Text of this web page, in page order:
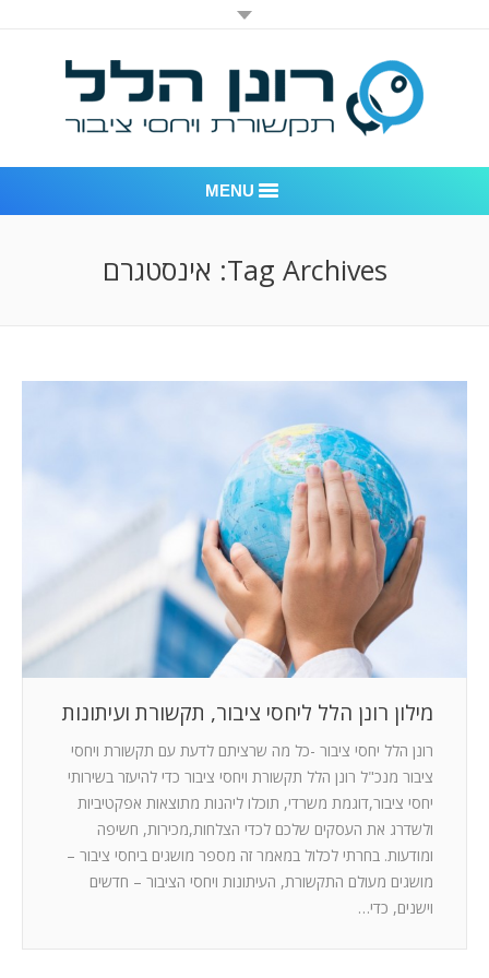
MENU
חדר חדשות
המלצות
ניהול מוניטין
צור קשר
Tag Archives: אינסטגרם
מילון רונן הלל ליחסי ציבור, תקשורת ועיתונות
רונן הלל יחסי ציבור -כל מה שרציתם לדעת עם תקשורת ויחסי
ציבור מנכ"ל רונן הלל תקשורת ויחסי ציבור כדי להיעזר בשירותי
יחסי ציבור,דוגמת משרדי, תוכלו ליהנות מתוצאות אפקטיביות
ולשדרג את העסקים שלכם לכדי הצלחות,מכירות, חשיפה
ומודעות. בחרתי לכלול במאמר זה מספר מושגים ביחסי ציבור –
מושגים מעולם התקשורת, העיתונות ויחסי הציבור – חדשים
וישנים, כדי…